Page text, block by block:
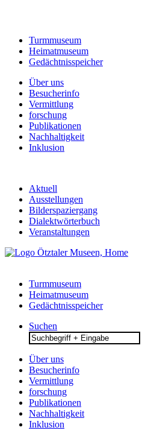
Turmmuseum
Heimatmuseum
Gedächtnisspeicher
Über uns
Besucherinfo
Vermittlung
forschung
Publikationen
Nachhaltigkeit
Inklusion
Aktuell
Ausstellungen
Bilderspaziergang
Dialektwörterbuch
Veranstaltungen
Turmmuseum
Heimatmuseum
Gedächtnisspeicher
Suchen
Search
for:
Über uns
Besucherinfo
Vermittlung
forschung
Publikationen
Nachhaltigkeit
Inklusion